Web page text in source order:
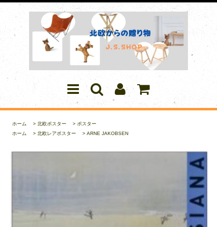
ホーム > 北欧ポスター > ポスター
ホーム
> 北欧レアポスター > ARNE JAKOBSEN